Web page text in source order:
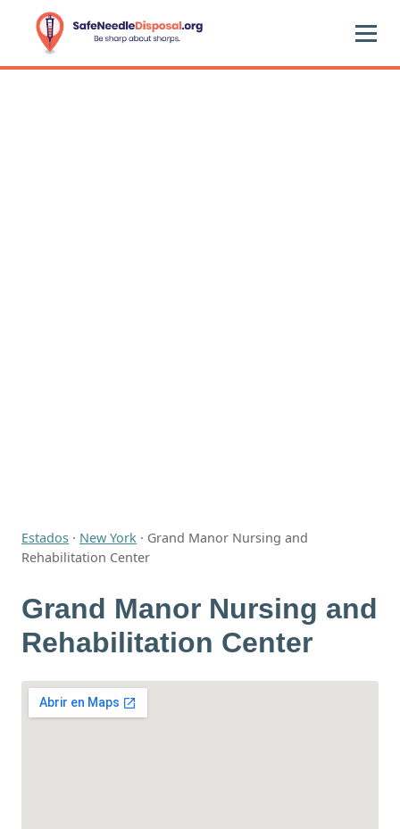
Estados · New York · Grand Manor Nursing and
Rehabilitation Center
Grand Manor Nursing and
Rehabilitation Center